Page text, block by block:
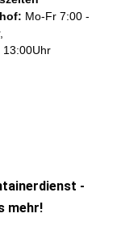
-
mehr!
Mo-Fr 7:00 -
13:00Uhr